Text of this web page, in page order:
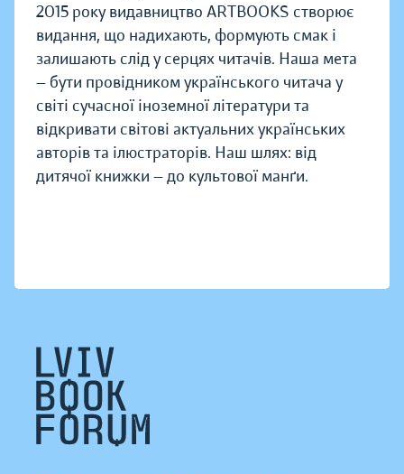
2015 року видавництво ARTBOOKS створює
видання, що надихають, формують смак і
залишають слід у серцях читачів. Наша мета
— бути провідником українського читача у
світі сучасної іноземної літератури та
відкривати світові актуальних українських
авторів та ілюстраторів. Наш шлях: від
дитячої книжки — до культової манґи.